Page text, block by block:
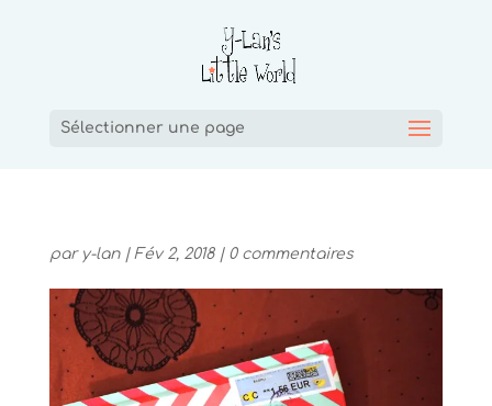
Sélectionner une page
par y-lan| Fév 2, 2018| 0 commentaires